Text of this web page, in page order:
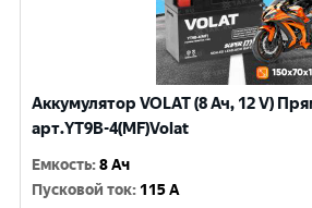
Аккумулятор VOLAT (8 Ач, 12 V)
арт.YT9B-4(MF)Volat
Емкость:8 Ач
Пусковой ток: 115 A